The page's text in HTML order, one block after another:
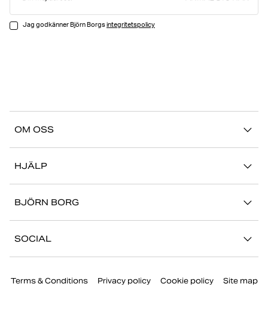
Jag godkänner Björn Borgsintegritetspolicy
OM OSS
Stories
Butiker
HJÄLP
FAQ
Retur/Reklamation
BJÖRN BORG
SOCIAL
Facebook
Terms & Conditions Privacy policy Cookie policy Site map